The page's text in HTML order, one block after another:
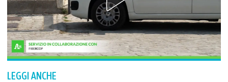
LEGGI ANCHE